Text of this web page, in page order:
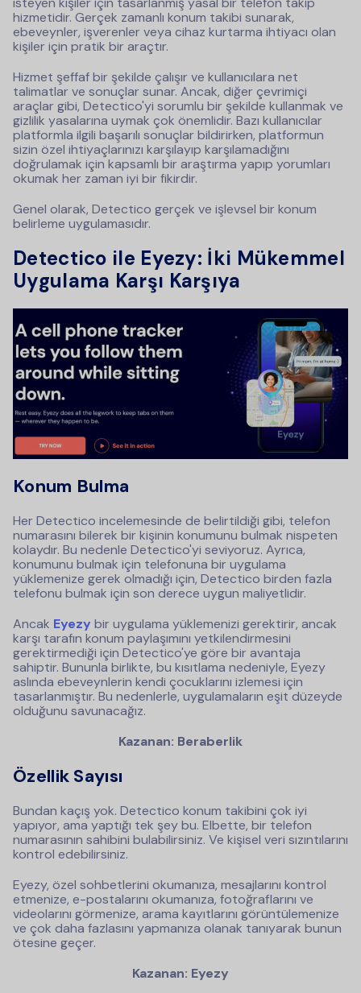
hizmetidir. Gerçek zamanlı konum takibi sunarak,
ebeveynler, işverenler veya cihaz kurtarma ihtiyacı olan
kişiler için pratik bir araçtır.
Hizmet şeffaf bir şekilde çalışır ve kullanıcılara net
talimatlar ve sonuçlar sunar. Ancak, diğer çevrimiçi
araçlar gibi, Detectico'yi sorumlu bir şekilde kullanmak ve
gizlilik yasalarına uymak çok önemlidir. Bazı kullanıcılar
platformla ilgili başarılı sonuçlar bildirirken, platformun
sizin özel ihtiyaçlarınızı karşılayıp karşılamadığını
doğrulamak için kapsamlı bir araştırma yapıp yorumları
okumak her zaman iyi bir fikirdir.
Genel olarak, Detectico gerçek ve işlevsel bir konum
belirleme uygulamasıdır.
Detectico ile Eyezy: İki Mükemmel
Uygulama Karşı Karşıya
Konum Bulma
Her Detectico incelemesinde de belirtildiği gibi, telefon
numarasını bilerek bir kişinin konumunu bulmak nispeten
kolaydır. Bu nedenle Detectico'yi seviyoruz. Ayrıca,
konumunu bulmak için telefonuna bir uygulama
yüklemenize gerek olmadığı için, Detectico birden fazla
telefonu bulmak için son derece uygun maliyetlidir.
Ancak Eyezy bir uygulama yüklemenizi gerektirir, ancak
karşı tarafın konum paylaşımını yetkilendirmesini
gerektirmediği için Detectico'ye göre bir avantaja
sahiptir. Bununla birlikte, bu kısıtlama nedeniyle, Eyezy
aslında ebeveynlerin kendi çocuklarını izlemesi için
tasarlanmıştır. Bu nedenlerle, uygulamaların eşit düzeyde
olduğunu savunacağız.
Kazanan: Beraberlik
Özellik Sayısı
Bundan kaçış yok. Detectico konum takibini çok iyi
yapıyor, ama yaptığı tek şey bu. Elbette, bir telefon
numarasının sahibini bulabilirsiniz. Ve kişisel veri sızıntılarını
kontrol edebilirsiniz.
Eyezy, özel sohbetlerini okumanıza, mesajlarını kontrol
etmenize, e-postalarını okumanıza, fotoğraflarını ve
videolarını görmenize, arama kayıtlarını görüntülemenize
ve çok daha fazlasını yapmanıza olanak tanıyarak bunun
ötesine geçer.
Kazanan: Eyezy